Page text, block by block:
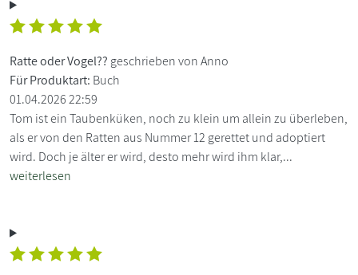
Ratte oder Vogel?? geschrieben von Anno
Für Produktart: Buch
01.04.2026 22:59
Tom ist ein Taubenküken, noch zu klein um allein zu überleben,
als er von den Ratten aus Nummer 12 gerettet und adoptiert
wird. Doch je älter er wird, desto mehr wird ihm klar,...
weiterlesen